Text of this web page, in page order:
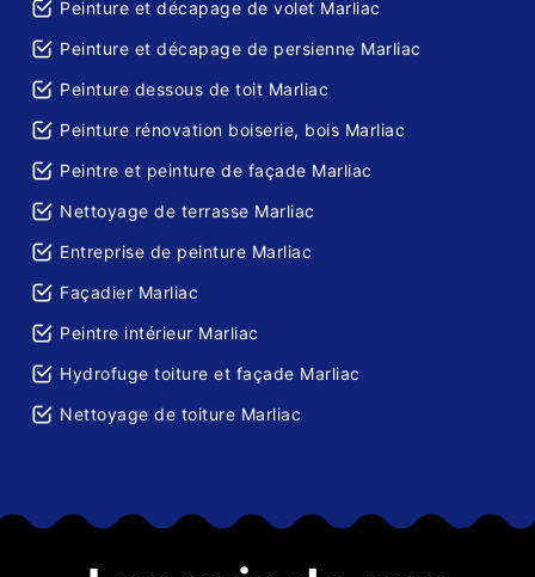
Peinture et décapage de volet Marliac
Peinture et décapage de persienne Marliac
Peinture dessous de toit Marliac
Peinture rénovation boiserie, bois Marliac
Peintre et peinture de façade Marliac
Nettoyage de terrasse Marliac
Entreprise de peinture Marliac
Façadier Marliac
Peintre intérieur Marliac
Hydrofuge toiture et façade Marliac
Nettoyage de toiture Marliac